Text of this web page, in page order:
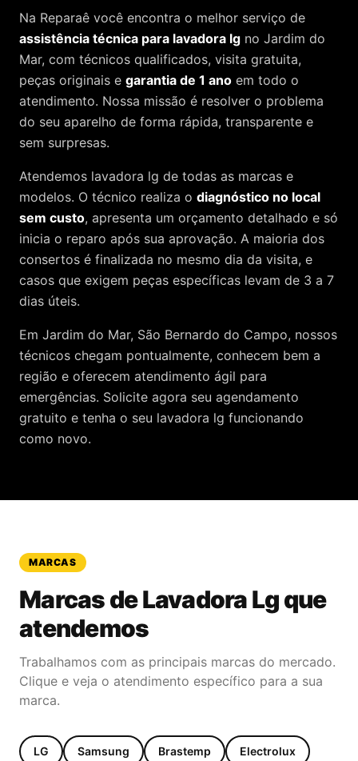
Na Reparaê você encontra o melhor serviço de
assistência técnica para lavadora lg no Jardim do
Mar, com técnicos qualificados, visita gratuita,
peças originais e garantia de 1 ano em todo o
atendimento. Nossa missão é resolver o problema
do seu aparelho de forma rápida, transparente e
sem surpresas.
Atendemos lavadora lg de todas as marcas e
modelos. O técnico realiza o diagnóstico no local
sem custo, apresenta um orçamento detalhado e só
inicia o reparo após sua aprovação. A maioria dos
consertos é finalizada no mesmo dia da visita, e
casos que exigem peças específicas levam de 3 a 7
dias úteis.
Em Jardim do Mar, São Bernardo do Campo, nossos
técnicos chegam pontualmente, conhecem bem a
região e oferecem atendimento ágil para
emergências. Solicite agora seu agendamento
gratuito e tenha o seu lavadora lg funcionando
como novo.
MARCAS
Marcas deLavadora Lgque
atendemos
Trabalhamos com as principais marcas do mercado.
Clique e veja o atendimento específico para a sua
marca.
LG Samsung Brastemp Electrolux